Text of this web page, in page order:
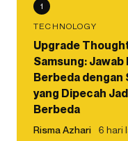
1
TECHNOLOGY
Upgrade
Samsung:
Berbeda dengan
yang Dipecah
Berbeda
Risma Azhari 6 hari